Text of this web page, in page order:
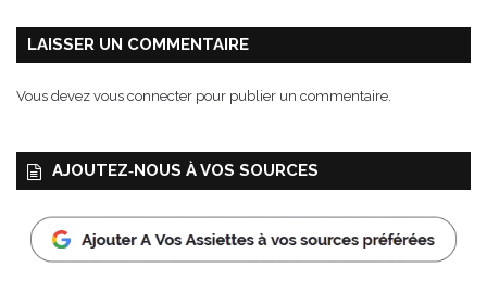
LAISSER UN COMMENTAIRE
Vous devez vous connecter pour publier un commentaire.
AJOUTEZ‑NOUS À VOS SOURCES